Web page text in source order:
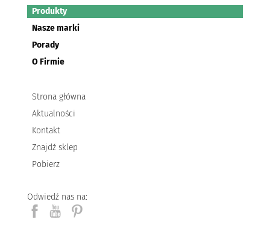
Produkty
Nasze marki
Porady
O Firmie
Strona główna
Aktualności
Kontakt
Znajdź sklep
Pobierz
Odwiedź nas na: